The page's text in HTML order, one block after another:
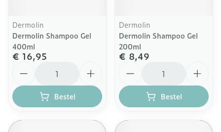
Dermolin
Dermolin Shampoo Gel
400ml
€ 16,95
Bestel
Dermolin
Dermolin Shampoo Gel
200ml
€ 8,49
Bestel